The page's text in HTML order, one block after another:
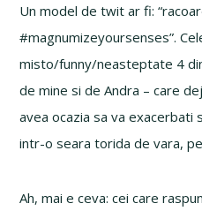
Un model de twit ar fi:
#magnumizeyoursenses”.
misto/funny/neasteptate 4
de mine si de Andra – care
avea ocazia sa va exacerbati
intr-o seara torida de vara,
Ah, mai e ceva: cei care